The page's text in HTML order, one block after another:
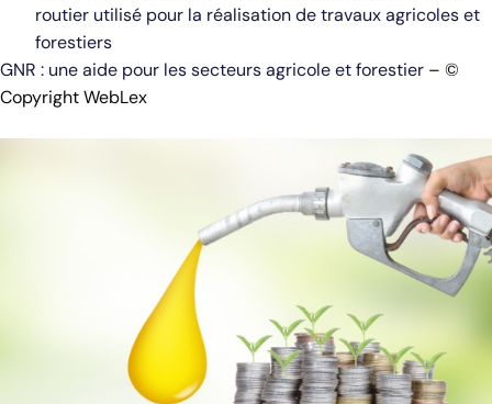
routier utilisé pour la réalisation de travaux agricoles et
forestiers
GNR : une aide pour les secteurs agricole et forestier – ©
Copyright WebLex